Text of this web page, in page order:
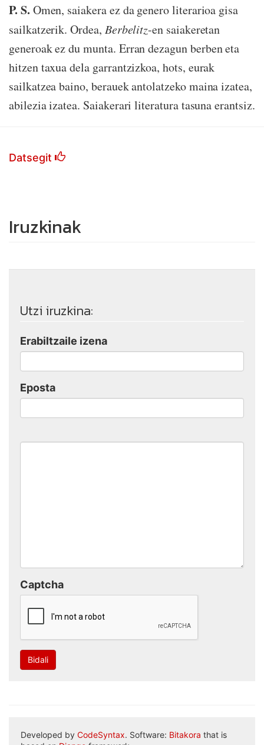
P. S. Omen, saiakera ez da genero literarioa gisa
sailkatzerik. Ordea, Berbelitz-en saiakeretan
generoak ez du munta. Erran dezagun berben eta
hitzen taxua dela garrantzizkoa, hots, eurak
sailkatzea baino, berauek antolatzeko maina izatea,
abilezia izatea. Saiakerari literatura tasuna erantsiz.
Datsegit
Iruzkinak
Utzi iruzkina:
Erabiltzaile izena
Eposta
Captcha
Bidali
Developed by CodeSyntax. Software: Bitakora that is